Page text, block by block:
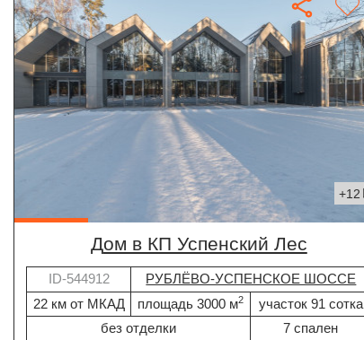
+12
дом в КП Успенский Лес
ID-544912
РУБЛЁВО-УСПЕНСКОЕ ШОССЕ
22 км от МКАД
площадь 3000 м2
участок 91 сотка
без отделки
7 спален